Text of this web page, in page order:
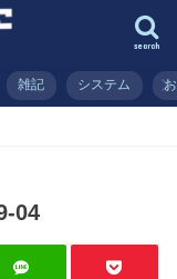
search
雑記 システム
04